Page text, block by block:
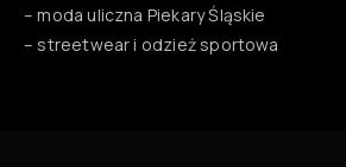
– moda uliczna Piekary Śląskie
– streetwear i odzież sportowa